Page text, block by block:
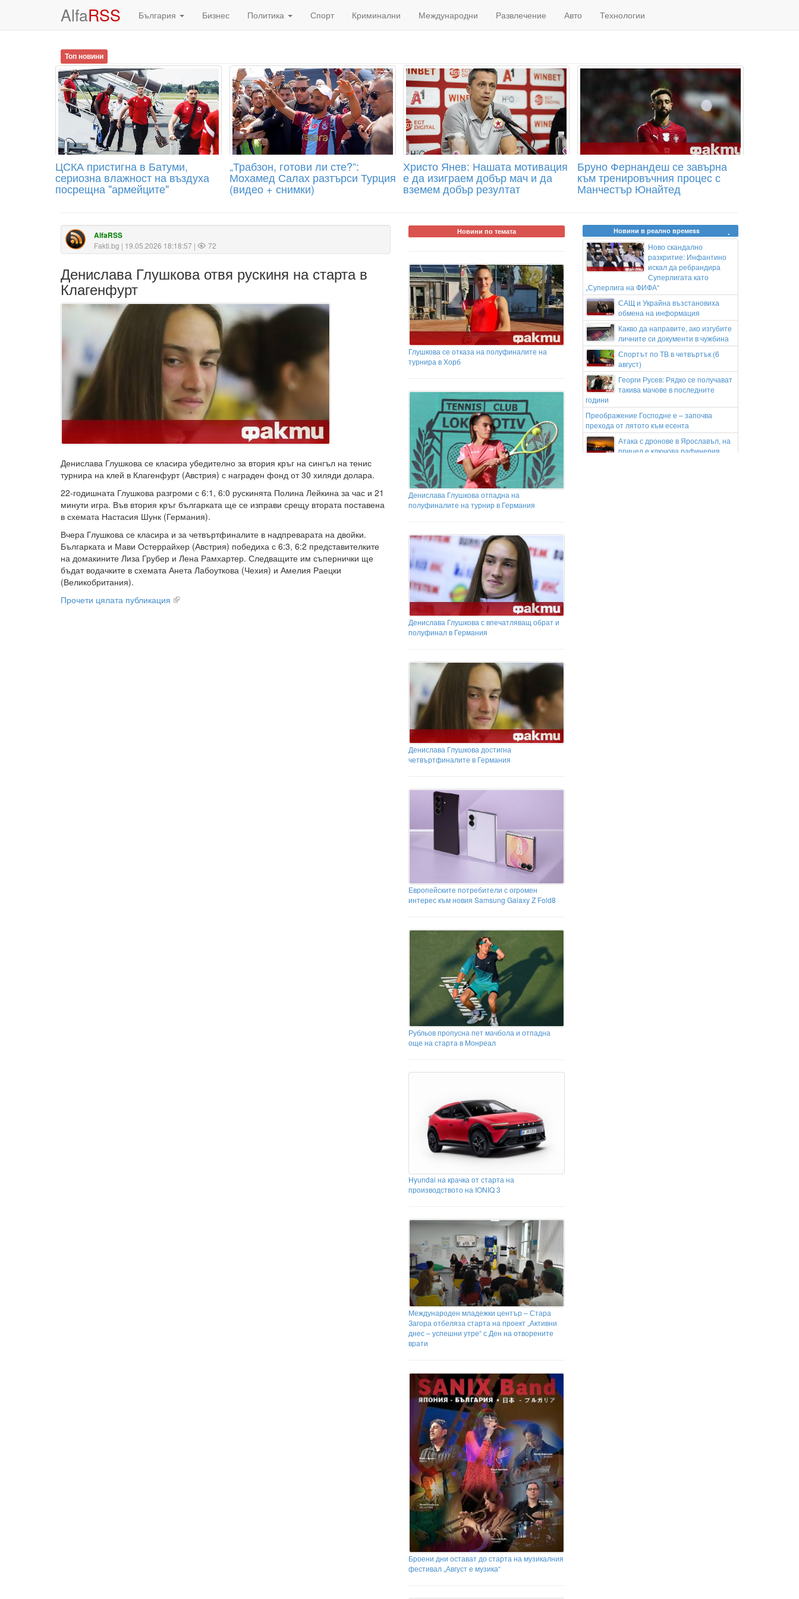
AlfaRSS България Бизнес Политика Спорт Криминални Международни Развлечение Авто Технологии
Топ новини
ЦСКА пристигна в Батуми,
сериозна влажност на въздуха
посрещна "армейците"
„Трабзон, готови ли сте?“:
Мохамед Салах разтърси Турция
(видео + снимки)
Христо Янев: Нашата мотивация
е да изиграем добър мач и да
вземем добър резултат
Бруно Фернандеш се завърна
към тренировъчния процес с
Манчестър Юнайтед
AlfaRSS
Fakti.bg | 19.05.2026 18:18:57 | 72
Денислава Глушкова отвя рускиня на старта в
Клагенфурт
Денислава Глушкова се класира убедително за втория кръг на сингъл на тенис
турнира на клей в Клагенфурт (Австрия) с награден фонд от 30 хиляди долара.
22-годишната Глушкова разгроми с 6:1, 6:0 рускинята Полина Лейкина за час и 21
минути игра. Във втория кръг българката ще се изправи срещу втората поставена
в схемата Настасия Шунк (Германия).
Вчера Глушкова се класира и за четвъртфиналите в надпреварата на двойки.
Българката и Мави Остеррайхер (Австрия) победиха с 6:3, 6:2 представителките
на домакините Лиза Грубер и Лена Рамхартер. Следващите им съпернички ще
бъдат водачките в схемата Анета Лабоуткова (Чехия) и Амелия Раецки
(Великобритания).
Прочети цялата публикация
Новини по темата
Глушкова се отказа на полуфиналите на
турнира в Хорб
Денислава Глушкова отпадна на
полуфиналите на турнир в Германия
Денислава Глушкова с впечатляващ обрат и
полуфинал в Германия
Денислава Глушкова достигна
четвъртфиналите в Германия
Европейските потребители с огромен
интерес към новия Samsung Galaxy Z Fold8
Рубльов пропусна пет мачбола и отпадна
още на старта в Монреал
Hyundai на крачка от старта на
производството на IONIQ 3
Международен младежки център – Стара
Загора отбеляза старта на проект „Активни
днес – успешни утре“ с Ден на отворените
врати
Броени дни остават до старта на музикалния
фестивал „Август е музика“
Новини в реално времеss
Ново скандално
разкритие: Инфантино
искал да ребрандира
Суперлигата като
„Суперлига на ФИФА“
САЩ и Украйна възстановиха
обмена на информация
Какво да направите, ако изгубите
личните си документи в чужбина
Спортът по ТВ в четвъртък (6
август)
Георги Русев: Рядко се получават
такива мачове в последните
години
Преображение Господне е – започва
прехода от лятото към есента
Атака с дронове в Ярославъл, на
прицел е ключова рафинерия